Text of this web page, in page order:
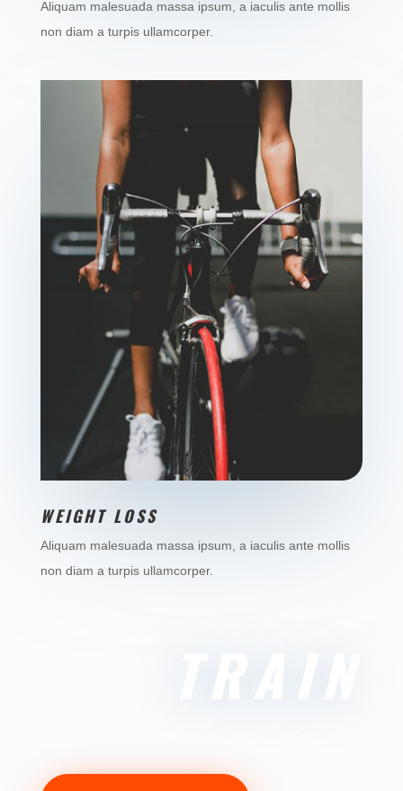
Aliquam malesuada massa ipsum, a iaculis ante mollis
non diam a turpis ullamcorper.
WEIGHT LOSS
Aliquam malesuada massa ipsum, a iaculis ante mollis
non diam a turpis ullamcorper.